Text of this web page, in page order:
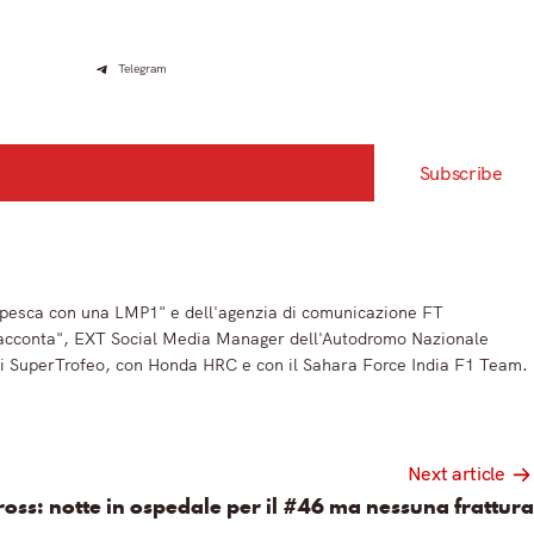
Telegram
Subscribe
con una LMP1" e dell'agenzia di comunicazione FT
EXT Social Media Manager dell'Autodromo Nazionale
con Honda HRC e con il Sahara Force India F1 Team.
Next article
notte in ospedale per il #46 ma nessuna frattura